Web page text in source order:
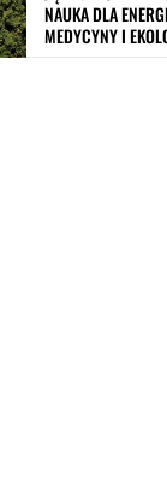
NAUKA DLA
MEDYCYNY I